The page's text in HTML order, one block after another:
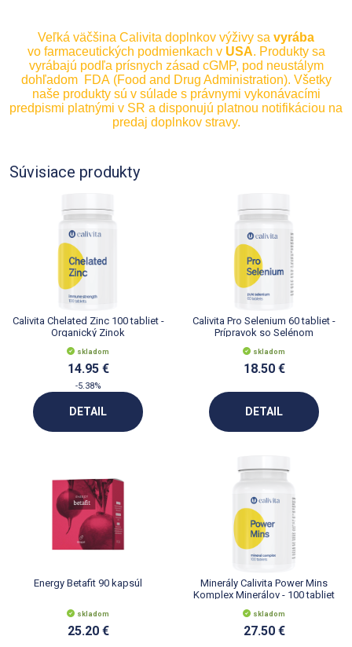
Veľká väčšina Calivita doplnkov výživy sa vyrába
vo farmaceutických podmienkach v USA. Produkty sa
vyrábajú podľa prísnych zásad cGMP, pod neustálym
dohľadom FDA (Food and Drug Administration). Všetky
naše produkty sú v súlade s právnymi vykonávacími
predpismi platnými v SR a disponujú platnou notifikáciou na
predaj doplnkov stravy.
Súvisiace produkty
Calivita Chelated Zinc 100 tabliet -
Organický Zinok
skladom
14.95 €
-5.38%
DETAIL
Calivita Pro Selenium 60 tabliet -
Prípravok so Selénom
skladom
18.50 €
DETAIL
Energy Betafit 90 kapsúl
skladom
25.20 €
Minerály Calivita Power Mins
Komplex Minerálov - 100 tabliet
skladom
27.50 €